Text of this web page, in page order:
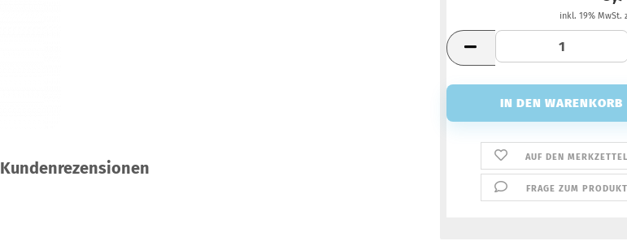
inkl. 19% MwSt.
AUF DEN
FRAGE ZUM PRODUKT
Kundenrezensionen